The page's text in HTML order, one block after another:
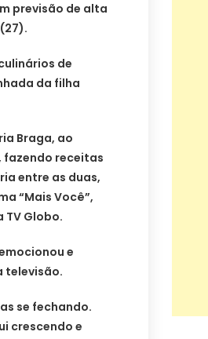
previsão de alta
de
da filha
Braga, ao
fazendo receitas
entre as duas,
“Mais Você”,
TV Globo.
e
televisão.
se fechando.
crescendo e